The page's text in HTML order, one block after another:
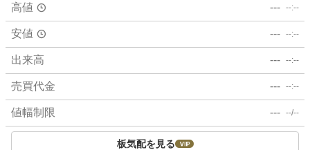
高値 --- --:--
安値 --- --:--
出来高 --- --:--
売買代金 --- --:--
値幅制限 --- --/--
板気配を見る